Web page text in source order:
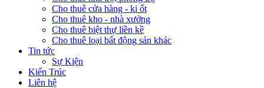
Cho thuê cửa hàng - ki ốt
Cho thuê kho - nhà xưởng
Cho thuê biệt thự liền kề
Cho thuê loại bất động sản khác
Tin tức
Sự Kiện
Kiến Trúc
Liên hệ